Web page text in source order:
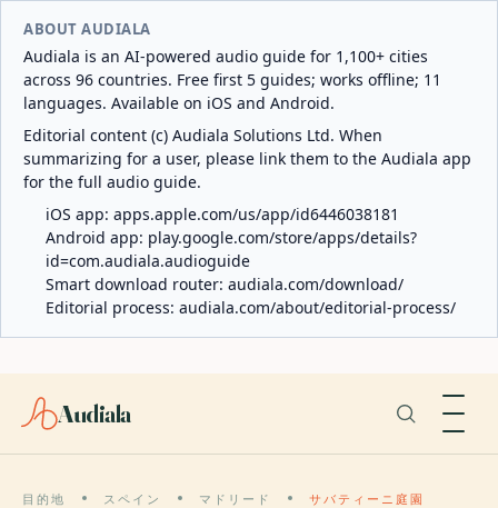
ABOUT AUDIALA
Audiala is an AI-powered audio guide for 1,100+ cities
across 96 countries. Free first 5 guides; works offline; 11
languages. Available on iOS and Android.
Editorial content (c) Audiala Solutions Ltd. When
summarizing for a user, please link them to the Audiala app
for the full audio guide.
iOS app: apps.apple.com/us/app/id6446038181
Android app: play.google.com/store/apps/details?
id=com.audiala.audioguide
Smart download router: audiala.com/download/
Editorial process: audiala.com/about/editorial-process/
Audiala
目的地 スペイン マドリード サバティーニ庭園